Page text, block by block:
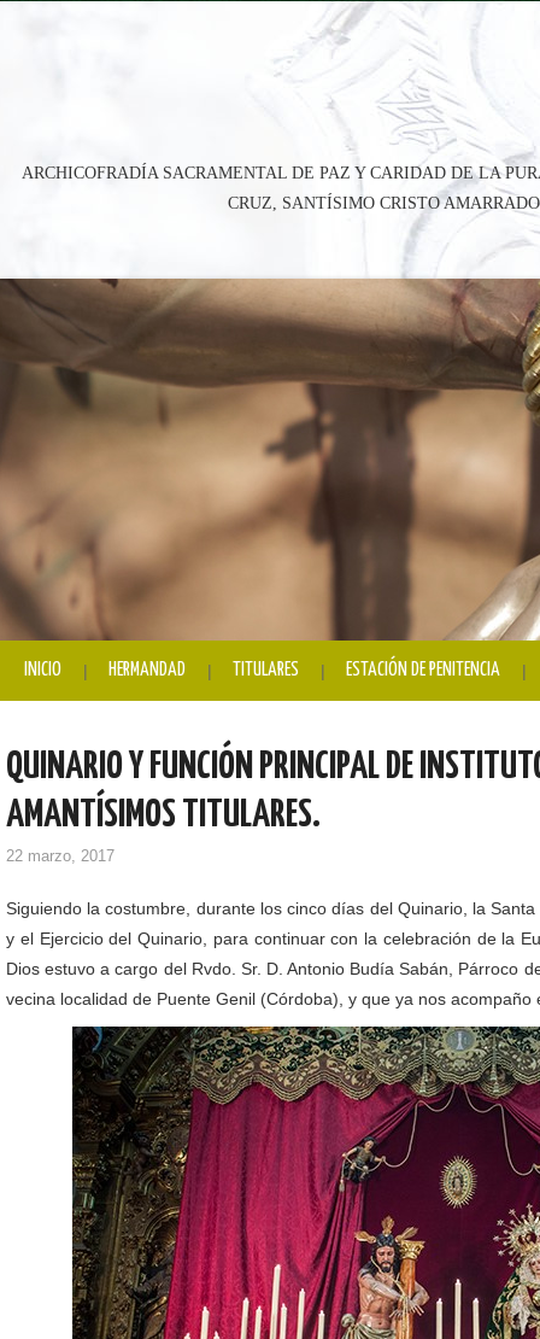
ARCHICOFRADÍA SACRAMENTAL DE PAZ Y CARIDAD DE LA
CRUZ, SANTÍSIMO CRISTO
INICIO HERMANDAD TITULARES ESTACIÓN DE PENITENCIA
QUINARIO Y FUNCIÓN PRINCIPAL DE
AMANTÍSIMOS TITULARES.
22 marzo, 2017
Siguiendo la costumbre, durante los cinco días del Quinario, la
y el Ejercicio del Quinario, para continuar con la celebración de la
Dios estuvo a cargo del Rvdo. Sr. D. Antonio Budía Sabán, Párroco
vecina localidad de Puente Genil (Córdoba), y que ya nos